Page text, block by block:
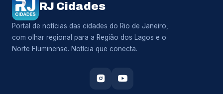
RJ Cidades
Portal de notícias das cidades do Rio de Janeiro,
com olhar regional para a Região dos Lagos e o
Norte Fluminense. Notícia que conecta.